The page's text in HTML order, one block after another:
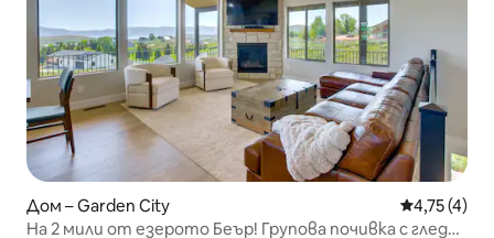
Дом – Garden City Средна
4,75 (4)
На 2 мили от езерото Беър! Групова почивка с гледка